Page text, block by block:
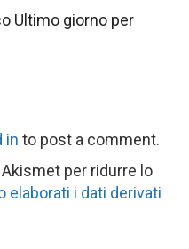
Ultimo giorno per
in to post a comment.
per ridurre lo
elaborati i dati derivati